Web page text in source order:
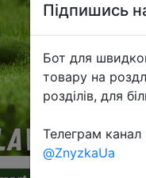
Підпишись
Бот для
товару на
розділів, для
Телеграм
@ZnyzkaUa